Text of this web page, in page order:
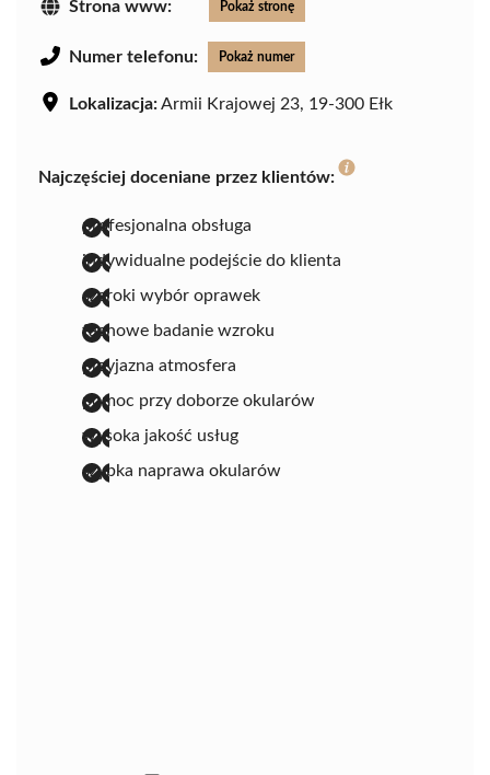
Strona www: Pokaż stronę
Numer telefonu: Pokaż numer
Lokalizacja:Armii Krajowej 23, 19-300 Ełk
Najczęściej doceniane przez klientów:
profesjonalna obsługa
indywidualne podejście do klienta
szeroki wybór oprawek
fachowe badanie wzroku
przyjazna atmosfera
pomoc przy doborze okularów
wysoka jakość usług
szybka naprawa okularów